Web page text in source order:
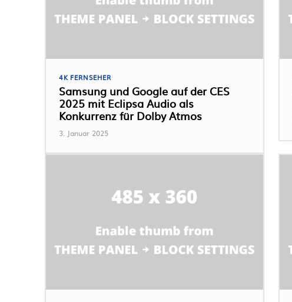
4K FERNSEHER
Samsung und Google auf der CES
2025 mit Eclipsa Audio als
Konkurrenz für Dolby Atmos
3. Januar 2025